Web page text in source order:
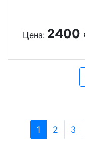
Цена: 2400
1 2 3